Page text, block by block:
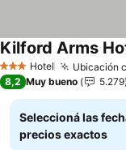
3 Estrellas
Hotel Ubicación
Kilford Arms
8,2 Muy bueno 5.279
Seleccioná las
precios exactos